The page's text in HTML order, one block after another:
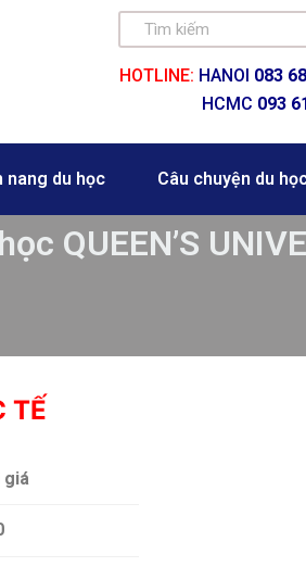
HOTLINE: HANOI 083
HCMC 093
nang du học Câu chuyện du
QUEEN’S
TẾ
giá